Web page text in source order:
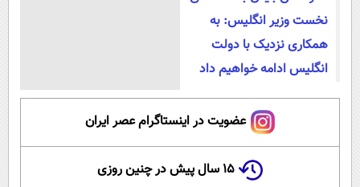
نخست وزیر انگلیس: به
همکاری نزدیک با دولت
انگلیس ادامه خواهیم داد
عضویت در اینستاگرام عصر ایران
۱۵ سال پیش در چنین روزی